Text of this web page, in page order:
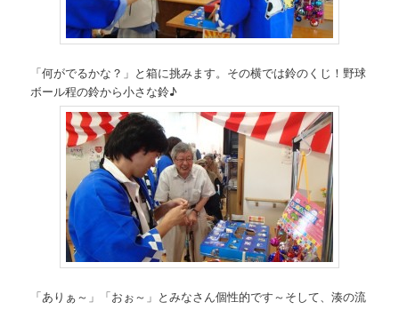
「何がでるかな？」と箱に挑みます。その横では鈴のくじ！野球
ボール程の鈴から小さな鈴♪
「ありぁ～」「おぉ～」とみなさん個性的です～そして、湊の流